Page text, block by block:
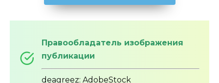
Правообладатель изображения
публикации
deagreez: AdobeStock